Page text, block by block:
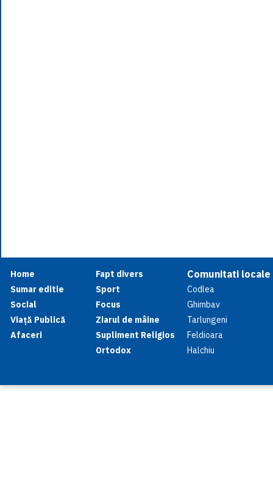
Home
Sumar editie
Social
Viață Publică
Afaceri
Fapt divers
Sport
Focus
Ziarul de mâine
Supliment Religios
Ortodox
Comunitati locale
Codlea
Ghimbav
Tarlungeni
Feldioara
Halchiu